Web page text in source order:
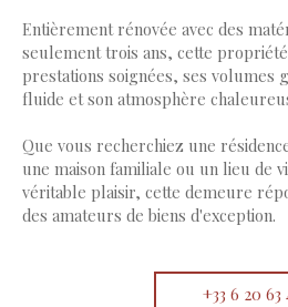
Entièrement rénovée avec des
seulement trois ans, cette
prestations soignées, ses volumes
fluide et son atmosphère
Que vous recherchiez une
une maison familiale ou un lieu de
véritable plaisir, cette demeure
des amateurs de biens d'exception.
+33 6 20 63